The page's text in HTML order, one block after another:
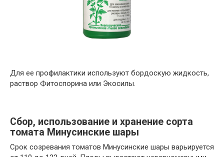
Для ее профилактики используют бордоскую жидкость,
раствор Фитоспорина или Экосилы.
Сбор, использование и хранение сорта
томата Минусинские шары
Срок созревания томатов Минусинские шары варьируется